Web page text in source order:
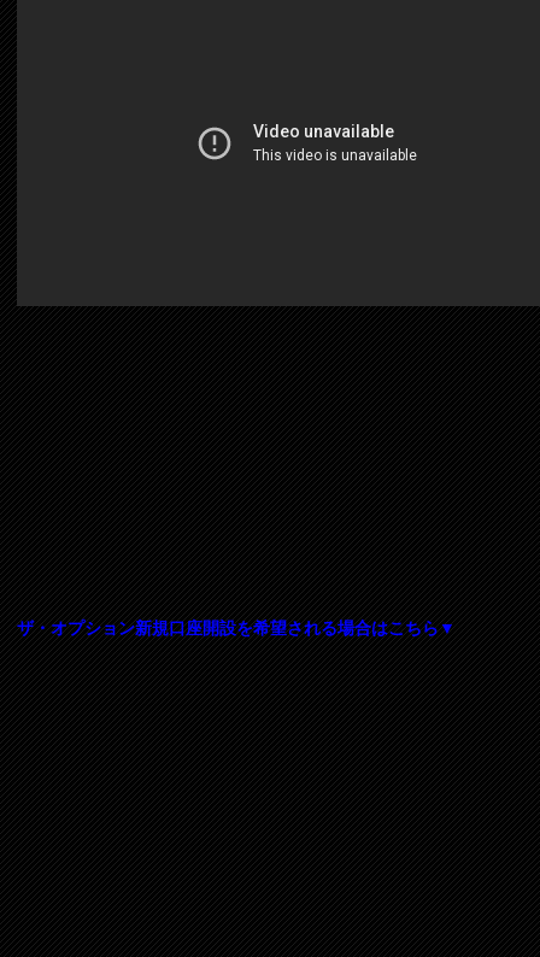
ザ・オプション新規口座開設を希望される場合はこちら▼